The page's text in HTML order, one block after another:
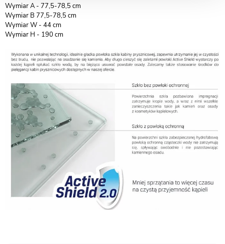
Wymiar A - 77,5-78,5 cm
Wymiar B 77,5-78,5 cm
Wymiar W - 44 cm
Wymiar H - 190 cm